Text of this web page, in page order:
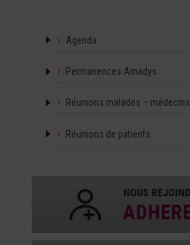
Agenda
Permanences Amadys
Réunions malades – médecins
Réunions de patients